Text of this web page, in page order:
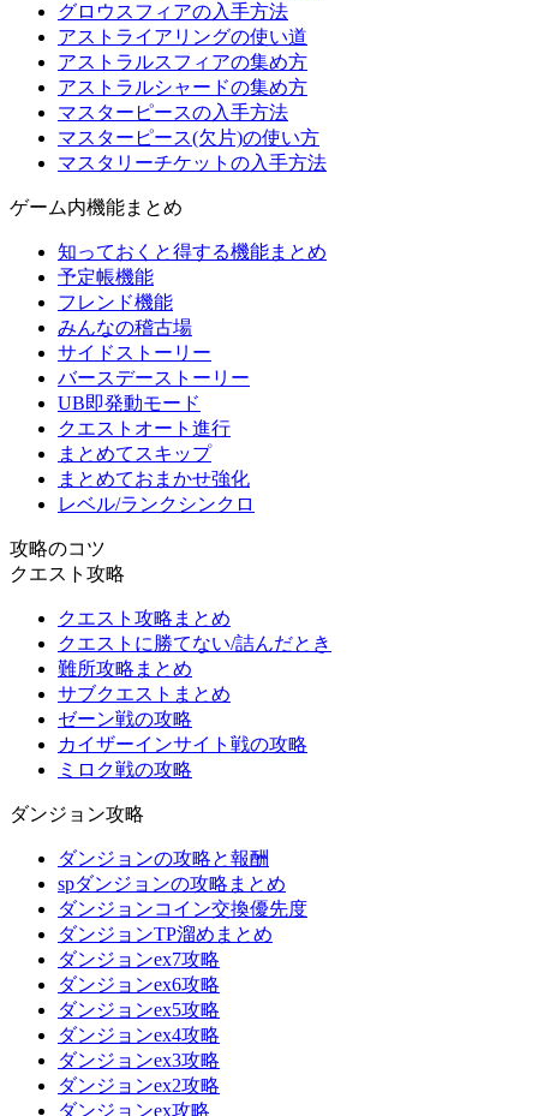
グロウスフィアの入手方法
アストライアリングの使い道
アストラルスフィアの集め方
アストラルシャードの集め方
マスターピースの入手方法
マスターピース(欠片)の使い方
マスタリーチケットの入手方法
ゲーム内機能まとめ
知っておくと得する機能まとめ
予定帳機能
フレンド機能
みんなの稽古場
サイドストーリー
バースデーストーリー
UB即発動モード
クエストオート進行
まとめてスキップ
まとめておまかせ強化
レベル/ランクシンクロ
攻略のコツ
クエスト攻略
クエスト攻略まとめ
クエストに勝てない/詰んだとき
難所攻略まとめ
サブクエストまとめ
ゼーン戦の攻略
カイザーインサイト戦の攻略
ミロク戦の攻略
ダンジョン攻略
ダンジョンの攻略と報酬
spダンジョンの攻略まとめ
ダンジョンコイン交換優先度
ダンジョンTP溜めまとめ
ダンジョンex7攻略
ダンジョンex6攻略
ダンジョンex5攻略
ダンジョンex4攻略
ダンジョンex3攻略
ダンジョンex2攻略
ダンジョンex攻略